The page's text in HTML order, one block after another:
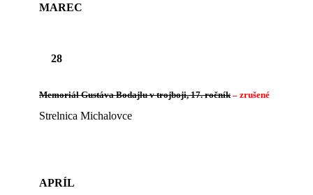
MAREC
28
Memoriál Gustáva Bodajlu v trojboji, 17. ročník – zrušené
Strelnica Michalovce
APRÍL